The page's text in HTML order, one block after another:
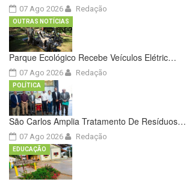
07 Ago 2026 Redação
Parque Ecológico Recebe Veículos Elétric…
07 Ago 2026
OUTRAS NOTÍCIAS
Redação
São Carlos Amplia Tratamento De Resíduos…
07 Ago 2026
POLÍTICA
Redação
EDUCAÇÃO